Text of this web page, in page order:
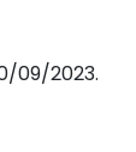
09/2023.